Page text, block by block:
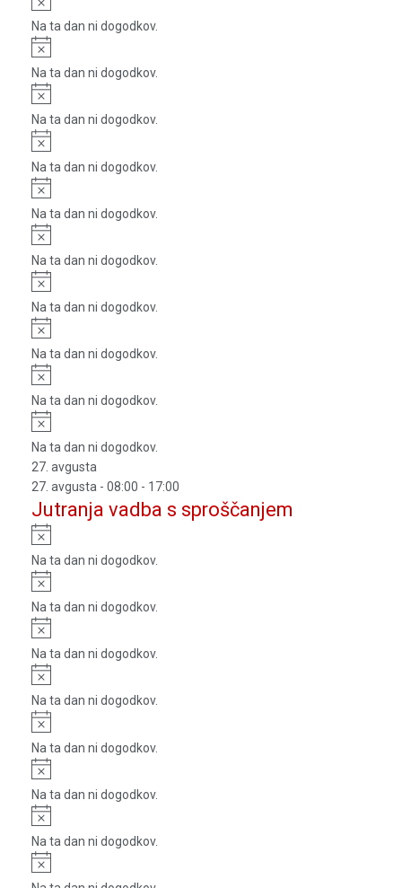
Na ta dan ni dogodkov.
Notice
Na ta dan ni dogodkov.
Notice
Na ta dan ni dogodkov.
Notice
Na ta dan ni dogodkov.
Notice
Na ta dan ni dogodkov.
Notice
Na ta dan ni dogodkov.
Notice
Na ta dan ni dogodkov.
Notice
Na ta dan ni dogodkov.
Notice
Na ta dan ni dogodkov.
Notice
Na ta dan ni dogodkov.
27. avgusta
27. avgusta - 08:00 - 17:00
Jutranja vadba s sproščanjem
Notice
Na ta dan ni dogodkov.
Notice
Na ta dan ni dogodkov.
Notice
Na ta dan ni dogodkov.
Notice
Na ta dan ni dogodkov.
Notice
Na ta dan ni dogodkov.
Notice
Na ta dan ni dogodkov.
Notice
Na ta dan ni dogodkov.
Notice